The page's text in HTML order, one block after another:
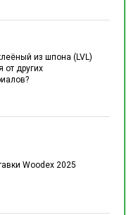
из шпона (LVL)
от других
Woodex 2025